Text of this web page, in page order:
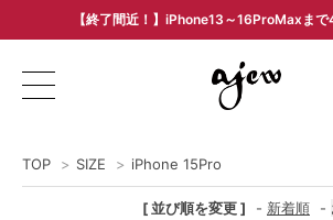
【終了間近！】iPhone13～16ProMaxま
ARCHIVE SALE - 過去モデルをお得
TOP > SIZE > iPhone 15Pro
[ 並び順を変更 ] - 新着順 -